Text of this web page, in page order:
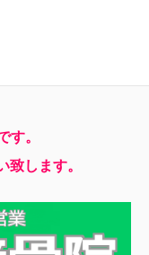
。
します。